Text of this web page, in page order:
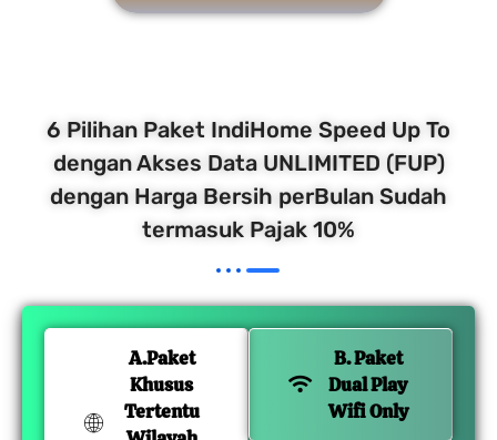
6 Pilihan Paket IndiHome Speed Up To
dengan Akses Data UNLIMITED (FUP)
dengan Harga Bersih perBulan Sudah
termasuk Pajak 10%
A.Paket
Khusus
Tertentu
B. Paket
Dual Play
Wifi Only